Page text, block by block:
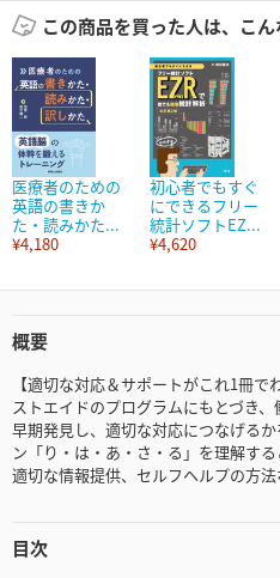
この商品を買った人は、こん
医療者のための
英語の書きか
た・読みかた...
¥4,180
初心者でもすぐ
にできるフリー
統計ソフトEZ...
¥4,620
概要
【適切な対応＆サポートがこれ1冊
ストエイドのプログラムにもとづき
早期発見し、適切な対応につなげる
ン「り・は・あ・さ・る」を理解す
適切な情報提供、セルフヘルプの方法
目次